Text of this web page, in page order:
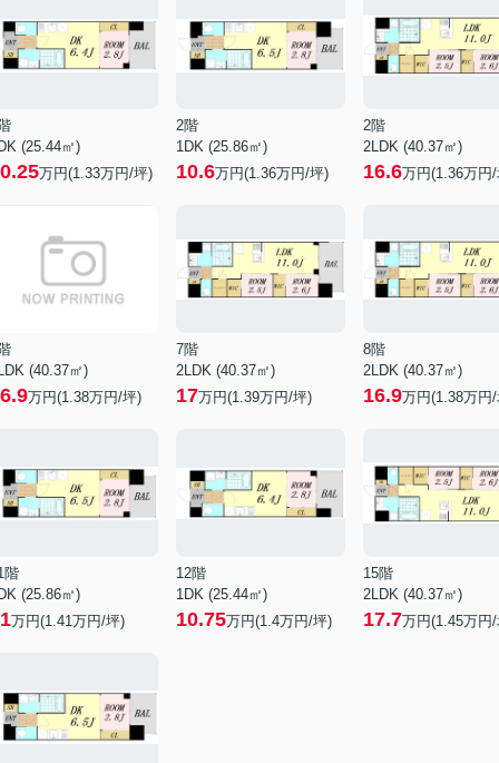
(25.44㎡)
万円(1.33万円/坪)
2階
1DK (25.86㎡)
10.6万円(1.36万円/坪)
2階
2LDK (40.37㎡)
16.6万円(1.36万円
(40.37㎡)
万円(1.38万円/坪)
7階
2LDK (40.37㎡)
17万円(1.39万円/坪)
8階
2LDK (40.37㎡)
16.9万円(1.38万円
階
(25.86㎡)
万円(1.41万円/坪)
12階
1DK (25.44㎡)
10.75万円(1.4万円/坪)
15階
2LDK (40.37㎡)
17.7万円(1.45万円